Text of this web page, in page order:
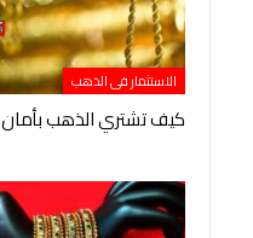
الاستثمار فى الذهب
كيف تشتري الذهب بأمان